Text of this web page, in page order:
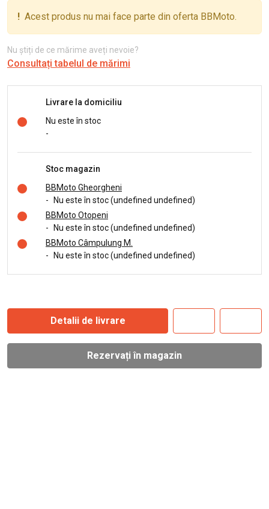
! Acest produs nu mai face parte din oferta BBMoto.
Nu știți de ce mărime aveți nevoie?
Consultați tabelul de mărimi
Livrare la domiciliu
Nu este în stoc
-
Stoc magazin
BBMoto Gheorgheni
- Nu este în stoc (undefined undefined)
BBMoto Otopeni
- Nu este în stoc (undefined undefined)
BBMoto Câmpulung M.
- Nu este în stoc (undefined undefined)
Detalii de livrare
Rezervați în magazin